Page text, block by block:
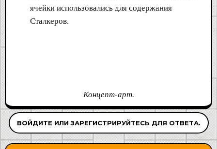
ячейки использовались для содержания
Сталкеров.
Концепт-арт.
ВОЙДИТЕ ИЛИ ЗАРЕГИСТРИРУЙТЕСЬ ДЛЯ ОТВЕТА.